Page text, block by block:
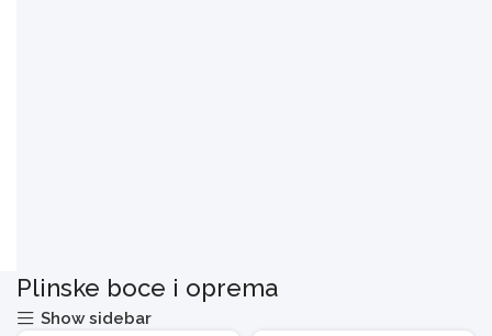
Plinske boce i oprema
Show sidebar